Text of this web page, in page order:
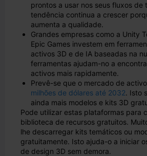
prontos a usar nos seus fluxos de
tendência continua a crescer
aumenta a qualidade.
Grandes empresas como a Unity
Epic Games investem em
activos 3D e de IA baseadas na
ferramentas ajudam-no a
activos mais rapidamente.
Prevê-se que o mercado de
milhões de dólares até 2032. Isto
ainda mais modelos e kits 3D
Pode utilizar estas plataformas para
biblioteca de recursos gratuitos.
lhe descarregar kits temáticos ou
gratuitamente. Isto ajuda-o a iniciar
de design 3D sem demora.